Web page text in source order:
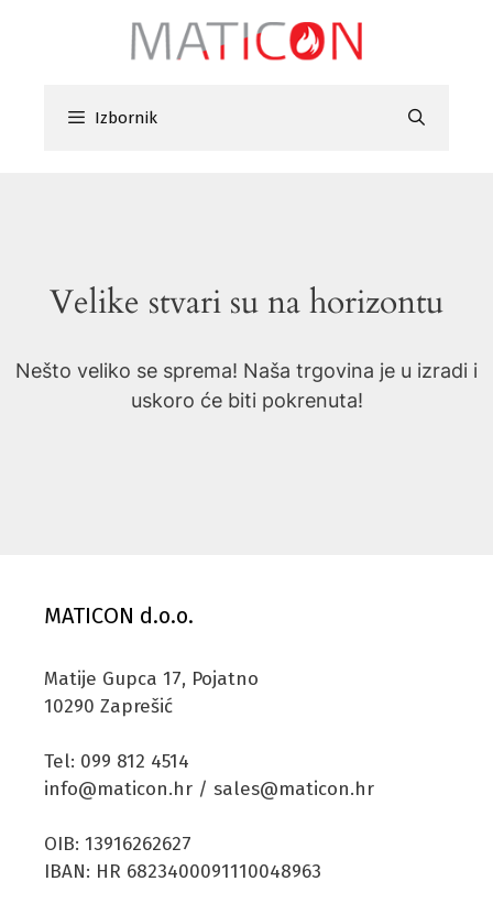
Izbornik
Velike stvari su na horizontu
Nešto veliko se sprema! Naša trgovina je u izradi i
uskoro će biti pokrenuta!
MATICON d.o.o.
Matije Gupca 17, Pojatno
10290 Zaprešić
Tel: 099 812 4514
info@maticon.hr / sales@maticon.hr
OIB: 13916262627
IBAN: HR 6823400091110048963